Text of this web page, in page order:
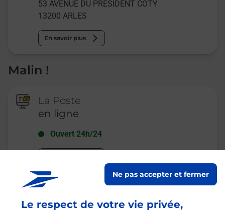
Le respect de votre vie privée,
Ne pas accepter et fermer
53 AVENUE DU PRESIDENT COTY
13200 ARLES
En savoir plus
Malin !
La Poste
en ligne
Ouvert 24h/24